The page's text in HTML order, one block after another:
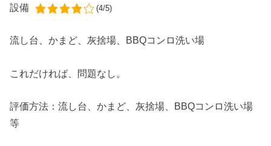
設備 (4/5)
流し台、かまど、灰捨場、BBQコンロ洗い場
これだければ、問題なし。
評価方法：流し台、かまど、灰捨場、BBQコンロ洗い場
等